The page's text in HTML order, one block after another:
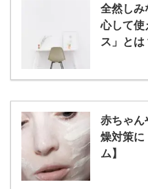
全然しみ
心して使
ス」とは
赤ちゃん
燥対策に
ム】